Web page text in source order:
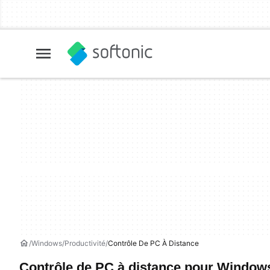
Windows Productivité Contrôle De PC À Distance